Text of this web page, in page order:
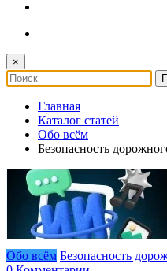
×
Главная
Каталог статей
Обо всём
Безопасность
Обо всём Безопасность